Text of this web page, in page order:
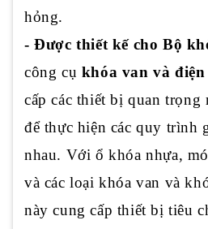
hỏng.
- Được thiết kế cho Bộ
công cụ khóa van và
cấp các thiết bị quan trọng
để thực hiện các quy trình
nhau. Với ổ khóa nhựa,
và các loại khóa van và
này cung cấp thiết bị tiêu